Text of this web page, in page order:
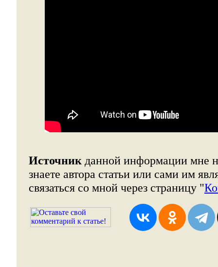
Источник данной информации мне
знаете автора статьи или сами им
связаться со мной через страницу "